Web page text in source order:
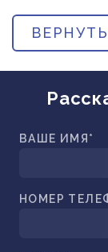
ВАШЕ ИМЯ*
НОМЕР